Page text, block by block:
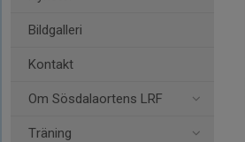
Bildgalleri
Kontakt
Om Sösdalaortens LRF
Träning